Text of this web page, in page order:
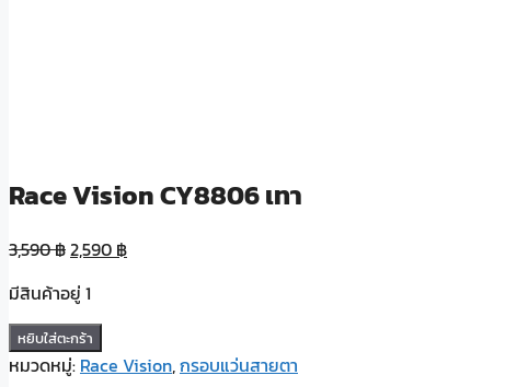
Race Vision CY8806 เทา
3,590฿2,590 ฿
มีสินค้าอยู่ 1
จำนวน
Race
หยิบใส่ตะกร้า
หมวดหมู่: Race Vision,กรอบแว่นสายตา